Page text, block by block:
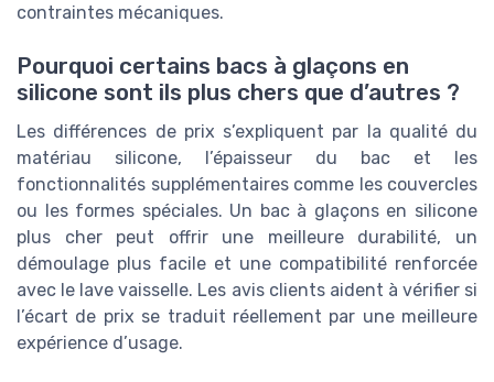
contraintes mécaniques.
Pourquoi certains bacs à glaçons en
silicone sont ils plus chers que d’autres ?
Les différences de prix s’expliquent par la qualité du
matériau silicone, l’épaisseur du bac et les
fonctionnalités supplémentaires comme les couvercles
ou les formes spéciales. Un bac à glaçons en silicone
plus cher peut offrir une meilleure durabilité, un
démoulage plus facile et une compatibilité renforcée
avec le lave vaisselle. Les avis clients aident à vérifier si
l’écart de prix se traduit réellement par une meilleure
expérience d’usage.